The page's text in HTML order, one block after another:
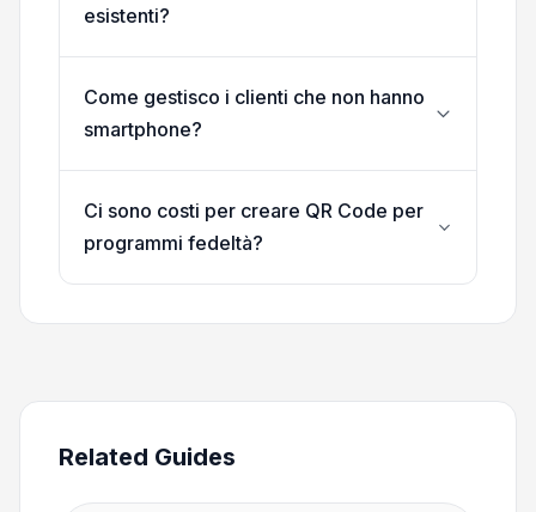
esistenti?
Come gestisco i clienti che non hanno
smartphone?
Ci sono costi per creare QR Code per
programmi fedeltà?
Related Guides